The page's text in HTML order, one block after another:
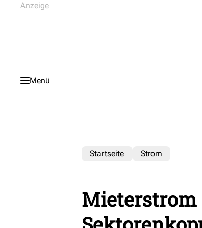
Menü
Startseite Strom